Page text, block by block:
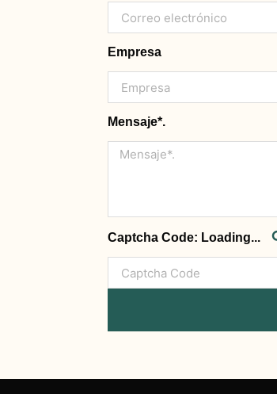
Empresa
Mensaje*.
Captcha Code: Loading...